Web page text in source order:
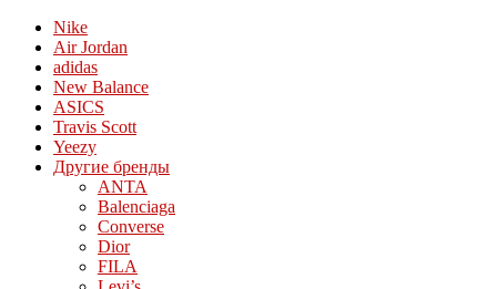
Nike
Air Jordan
adidas
New Balance
ASICS
Travis Scott
Yeezy
Другие бренды
ANTA
Balenciaga
Converse
Dior
FILA